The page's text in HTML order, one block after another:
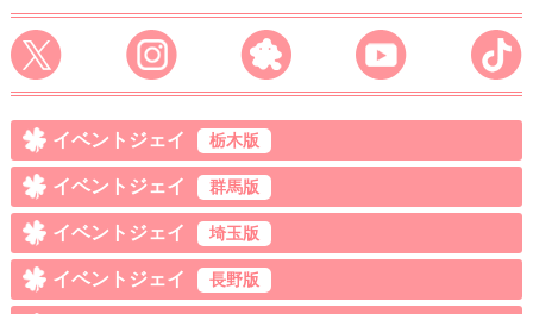
イベントジェイ 栃木版
イベントジェイ 群馬版
イベントジェイ 埼玉版
イベントジェイ 長野版